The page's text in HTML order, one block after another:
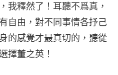
我釋然了！耳聽不爲真，
自由，對不同事情各抒己
的感覺才最真切的，聽從
擇董之英！